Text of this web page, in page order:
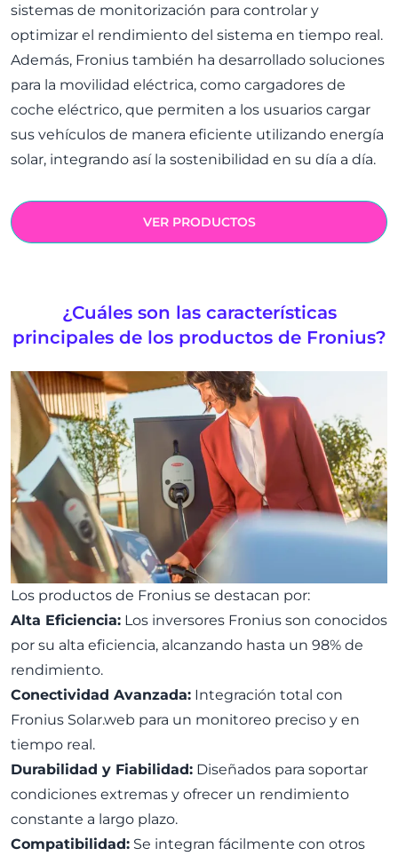
sistemas de monitorización para controlar y
optimizar el rendimiento del sistema en tiempo real.
Además, Fronius también ha desarrollado soluciones
para la movilidad eléctrica, como cargadores de
coche eléctrico, que permiten a los usuarios cargar
sus vehículos de manera eficiente utilizando energía
solar, integrando así la sostenibilidad en su día a día.
VER PRODUCTOS
¿Cuáles son las características
principales de los productos de Fronius?
Los productos de Fronius se destacan por:
Alta Eficiencia: Los inversores Fronius son conocidos
por su alta eficiencia, alcanzando hasta un 98% de
rendimiento.
Conectividad Avanzada: Integración total con
Fronius Solar.web para un monitoreo preciso y en
tiempo real.
Durabilidad y Fiabilidad: Diseñados para soportar
condiciones extremas y ofrecer un rendimiento
constante a largo plazo.
Compatibilidad: Se integran fácilmente con otros